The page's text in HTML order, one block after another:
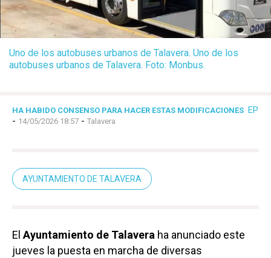
Uno de los autobuses urbanos de Talavera. Uno de los
autobuses urbanos de Talavera. Foto: Monbus.
HA HABIDO CONSENSO PARA HACER ESTAS MODIFICACIONES EP
- 14/05/2026 18:57 - Talavera
AYUNTAMIENTO DE TALAVERA
El Ayuntamiento de Talavera ha anunciado este
jueves la puesta en marcha de diversas